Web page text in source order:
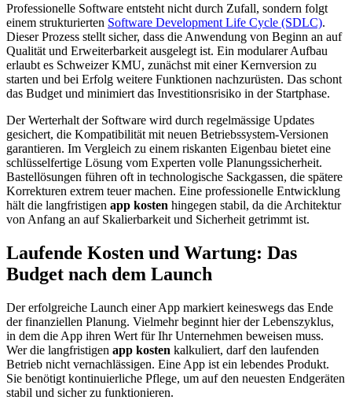
Professionelle Software entsteht nicht durch Zufall, sondern folgt
einem strukturierten Software Development Life Cycle (SDLC).
Dieser Prozess stellt sicher, dass die Anwendung von Beginn an auf
Qualität und Erweiterbarkeit ausgelegt ist. Ein modularer Aufbau
erlaubt es Schweizer KMU, zunächst mit einer Kernversion zu
starten und bei Erfolg weitere Funktionen nachzurüsten. Das schont
das Budget und minimiert das Investitionsrisiko in der Startphase.
Der Werterhalt der Software wird durch regelmässige Updates
gesichert, die Kompatibilität mit neuen Betriebssystem-Versionen
garantieren. Im Vergleich zu einem riskanten Eigenbau bietet eine
schlüsselfertige Lösung vom Experten volle Planungssicherheit.
Bastellösungen führen oft in technologische Sackgassen, die spätere
Korrekturen extrem teuer machen. Eine professionelle Entwicklung
hält die langfristigen app kosten hingegen stabil, da die Architektur
von Anfang an auf Skalierbarkeit und Sicherheit getrimmt ist.
Laufende Kosten und Wartung: Das
Budget nach dem Launch
Der erfolgreiche Launch einer App markiert keineswegs das Ende
der finanziellen Planung. Vielmehr beginnt hier der Lebenszyklus,
in dem die App ihren Wert für Ihr Unternehmen beweisen muss.
Wer die langfristigen app kosten kalkuliert, darf den laufenden
Betrieb nicht vernachlässigen. Eine App ist ein lebendes Produkt.
Sie benötigt kontinuierliche Pflege, um auf den neuesten Endgeräten
stabil und sicher zu funktionieren.